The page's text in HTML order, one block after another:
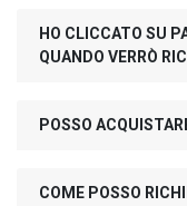
HO CLICCATO SU
QUANDO VERRÒ
POSSO
COME POSSO